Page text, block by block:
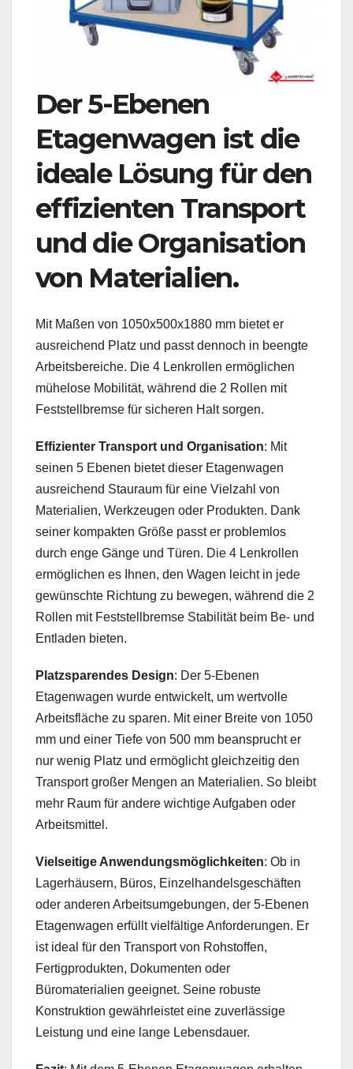
Der 5-Ebenen
Etagenwagen ist die
ideale Lösung für den
effizienten Transport
und die Organisation
von Materialien.
Mit Maßen von 1050x500x1880 mm bietet er
ausreichend Platz und passt dennoch in beengte
Arbeitsbereiche. Die 4 Lenkrollen ermöglichen
mühelose Mobilität, während die 2 Rollen mit
Feststellbremse für sicheren Halt sorgen.
Effizienter Transport und Organisation: Mit
seinen 5 Ebenen bietet dieser Etagenwagen
ausreichend Stauraum für eine Vielzahl von
Materialien, Werkzeugen oder Produkten. Dank
seiner kompakten Größe passt er problemlos
durch enge Gänge und Türen. Die 4 Lenkrollen
ermöglichen es Ihnen, den Wagen leicht in jede
gewünschte Richtung zu bewegen, während die 2
Rollen mit Feststellbremse Stabilität beim Be- und
Entladen bieten.
Platzsparendes Design: Der 5-Ebenen
Etagenwagen wurde entwickelt, um wertvolle
Arbeitsfläche zu sparen. Mit einer Breite von 1050
mm und einer Tiefe von 500 mm beansprucht er
nur wenig Platz und ermöglicht gleichzeitig den
Transport großer Mengen an Materialien. So bleibt
mehr Raum für andere wichtige Aufgaben oder
Arbeitsmittel.
Vielseitige Anwendungsmöglichkeiten: Ob in
Lagerhäusern, Büros, Einzelhandelsgeschäften
oder anderen Arbeitsumgebungen, der 5-Ebenen
Etagenwagen erfüllt vielfältige Anforderungen. Er
ist ideal für den Transport von Rohstoffen,
Fertigprodukten, Dokumenten oder
Büromaterialien geeignet. Seine robuste
Konstruktion gewährleistet eine zuverlässige
Leistung und eine lange Lebensdauer.